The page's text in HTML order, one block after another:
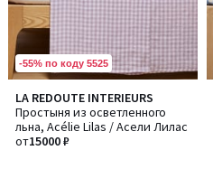
-55% по коду 5525
LA REDOUTE INTERIEURS
Простыня из осветленного
льна, Acélie Lilas / Асели Лилас
от15000 ₽